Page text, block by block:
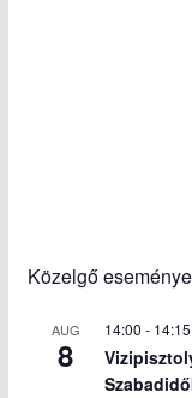
Közelgő
AUG
8
14:00 - 14:15